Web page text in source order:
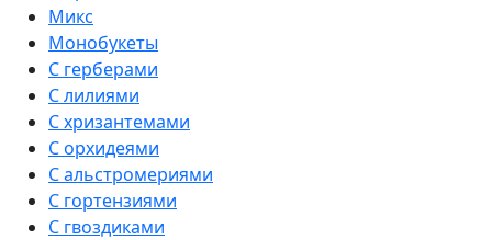
Микс
Монобукеты
С герберами
С лилиями
С хризантемами
С орхидеями
С альстромериями
С гортензиями
С гвоздиками